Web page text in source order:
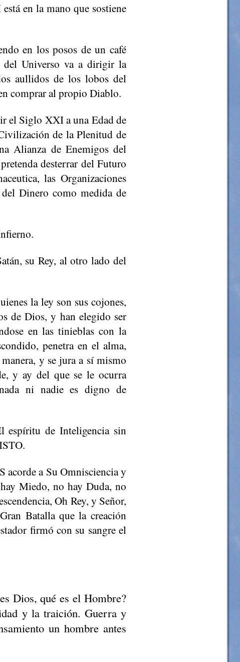
en la mano que sostiene
en los posos de un café
del Universo va a dirigir la
aullidos de los lobos del
comprar al propio Diablo.
el Siglo XXI a una Edad de
de la Plenitud de
Alianza de Enemigos del
desterrar del Futuro
las Organizaciones
Dinero como medida de
su Rey, al otro lado del
la ley son sus cojones,
de Dios, y han elegido ser
en las tinieblas con la
penetra en el alma,
y se jura a sí mismo
y ay del que se le ocurra
ni nadie es digno de
espíritu de Inteligencia sin
acorde a Su Omnisciencia y
Miedo, no hay Duda, no
Oh Rey, y Señor,
Batalla que la creación
firmó con su sangre el
Dios, qué es el Hombre?
y la traición. Guerra y
un hombre antes